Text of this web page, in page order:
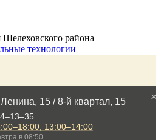
района
технологии